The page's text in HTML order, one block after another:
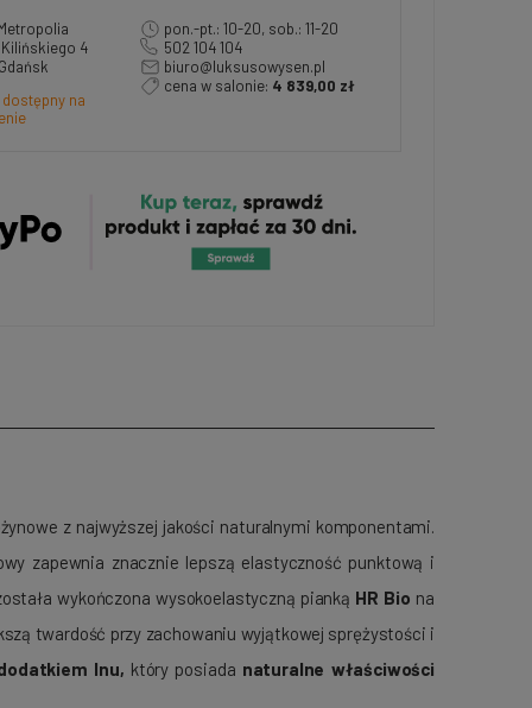
4
na
pon.-pt.: 10-20, sob.: 11-20
502 104 104
biuro@luksusowysen.pl
cena w salonie: 4 839,00 zł
z najwyższej jakości naturalnymi komponentami.
zapewnia znacznie lepszą elastyczność punktową i
wykończona wysokoelastyczną pianką HR Bio na
twardość przy zachowaniu wyjątkowej sprężystości i
lnu, który posiada naturalne właściwości